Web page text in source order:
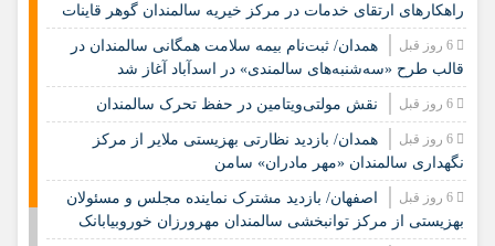
راهکارهای ارتقای خدمات در مرکز خیریه سالمندان گوهر قاینات
همدان/ ثبت‌نام بیمه سلامت همگانی سالمندان در
قالب طرح «سه‌شنبه‌های سالمندی» در اسدآباد آغاز شد
نقش مولتی‌ویتامین در حفظ تحرک سالمندان
همدان/ بازدید نظارتی بهزیستی ملایر از مرکز
نگهداری سالمندان «مهر مادران» سامن
اصفهان/ بازدید مشترک نماینده مجلس و مسئولان
بهزیستی از مرکز توانبخشی سالمندان مهرورزان خوروبیابانک